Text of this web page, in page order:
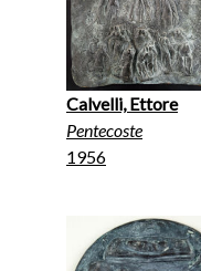
Calvelli, Ettore
Pentecoste
1956